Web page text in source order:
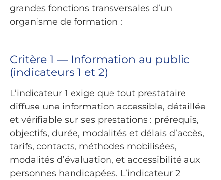
grandes fonctions transversales d’un
organisme de formation :
Critère 1 — Information au public
(indicateurs 1 et 2)
L’indicateur 1 exige que tout prestataire
diffuse une information accessible, détaillée
et vérifiable sur ses prestations : prérequis,
objectifs, durée, modalités et délais d’accès,
tarifs, contacts, méthodes mobilisées,
modalités d’évaluation, et accessibilité aux
personnes handicapées. L’indicateur 2